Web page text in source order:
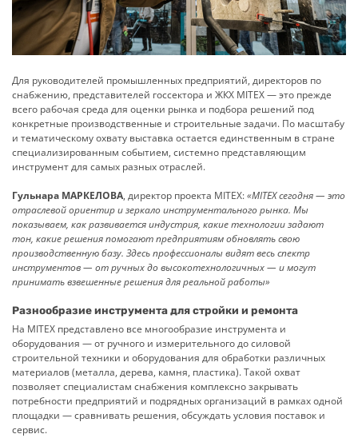
Для руководителей промышленных предприятий, директоров по
снабжению, представителей госсектора и ЖКХ MITEX — это преж­де
всего рабочая среда для оценки рынка и подбора решений под
конкретные производственные и строительные задачи. По масштабу
и тематическому охвату выставка остается единственным в стране
специализированным событием, системно представляющим
инструмент для самых разных отраслей.
Гульнара МАРКЕЛОВА, директор проекта MITEX:«MITEX сегодня — это
отраслевой ориентир и зеркало инструментального рынка. Мы
показываем, как развивается индустрия, какие технологии задают
тон, какие решения помогают предприятиям обновлять свою
производственную базу. Здесь профессионалы видят весь спектр
инструментов — от ручных до высокотехнологичных — и могут
принимать взвешенные решения для реальной работы»
Разнообразие инструмента для стройки и ремонта
На MITEX представлено все многообразие инструмента и
оборудования — от ручного и измерительного до силовой
строительной техники и оборудования для обработки различных
материалов (металла, дерева, камня, плас­тика). Такой охват
позволяет специалистам снабжения комплексно закрывать
потребности предприятий и подрядных организаций в рамках одной
площадки — сравнивать решения, обсуждать условия поставок и
сервис.